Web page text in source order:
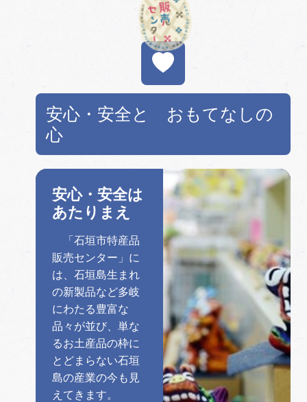
安心・安全と おもてなしの
心
安心・安全は
あたりまえ
「石垣市特産品
販売センター」に
は、石垣島生まれ
の新製品など多岐
にわたる豊富な
品々が並び、単な
るお土産品の枠に
とどまらない石垣
島の産業の今も見
えてきます。